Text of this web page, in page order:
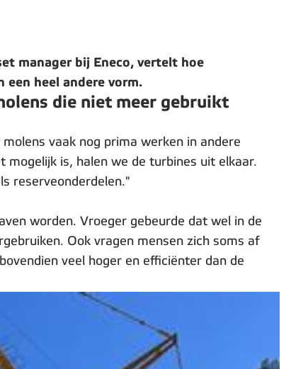
manager bij Eneco, vertelt hoe
heel andere vorm.
die niet meer gebruikt
vaak nog prima werken in andere
mogelijk is, halen we de turbines uit elkaar.
reserveonderdelen."
worden. Vroeger gebeurde dat wel in de
Ook vragen mensen zich soms af
veel hoger en efficiënter dan de